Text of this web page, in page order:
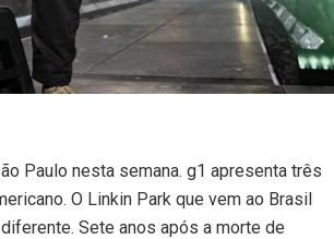
Paulo nesta semana. g1 apresenta três
O Linkin Park que vem ao Brasil
Sete anos após a morte de